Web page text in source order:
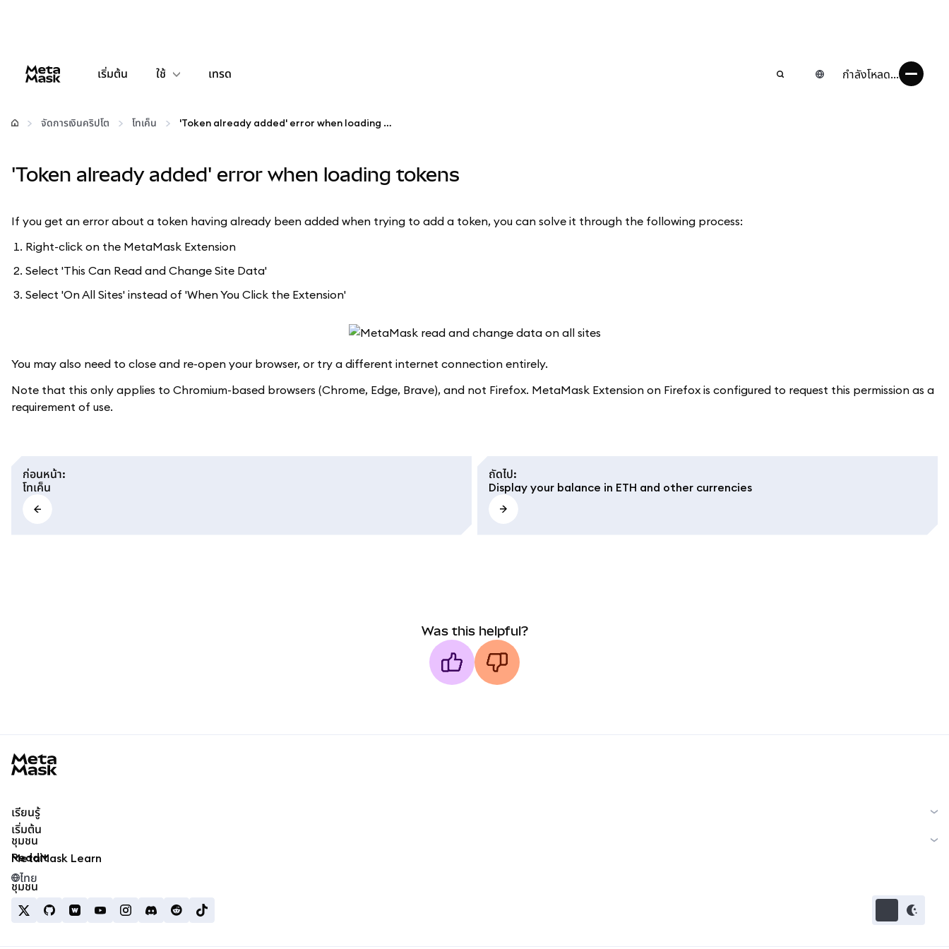
เริ่มต้น ใช้
กำหนดค่า
รักษาความปลอดภัย
เทรด กำลังโหลด...
จัดการเงินคริปโต โทเค็น 'Token already added' error when loading tokens
'Token already added' error when loading tokens
If you get an error about a token having already been added when trying to add a token, you can solve it through the following process:
Right-click on the MetaMask Extension
Select 'This Can Read and Change Site Data'
Select 'On All Sites' instead of 'When You Click the Extension'
You may also need to close and re-open your browser, or try a different internet connection entirely.
Note that this only applies to Chromium-based browsers (Chrome, Edge, Brave), and not Firefox. MetaMask Extension on Firefox is configured to request this permission as a
requirement of use.
ก่อนหน้า:
โทเค็น
ถัดไป:
Display your balance in ETH and other currencies
Was this helpful?
เรียนรู้
เริ่มต้น
MetaMask Learn
ชุมชน
Reddit
ชุมชน
ไทย